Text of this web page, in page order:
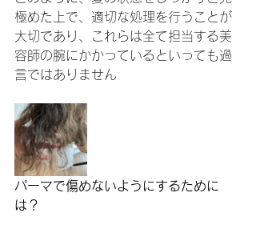
極めた上で、適切な処理を行うことが
大切であり、これらは全て担当する美
容師の腕にかかっているといっても過
言ではありません
パーマで傷めないようにするために
は？